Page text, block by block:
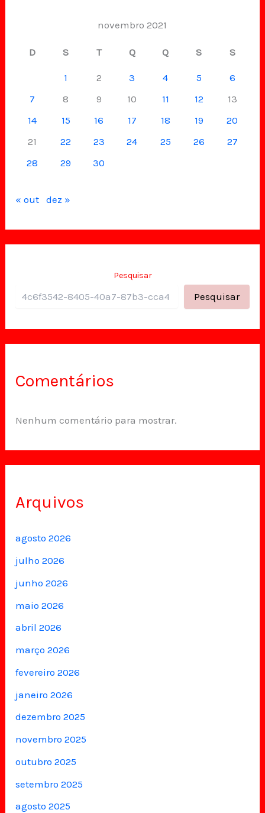
novembro 2021
D S T Q Q S S
1 2 3 4 5
6
7
8 9 10 11 12
13
14
15 16 17 18 19
20
21
22 23 24 25 26
27
28
29 30
« out dez »
Pesquisar
Pesquisar
Comentários
Nenhum comentário para mostrar.
Arquivos
agosto 2026
julho 2026
junho 2026
maio 2026
abril 2026
março 2026
fevereiro 2026
janeiro 2026
dezembro 2025
novembro 2025
outubro 2025
setembro 2025
agosto 2025